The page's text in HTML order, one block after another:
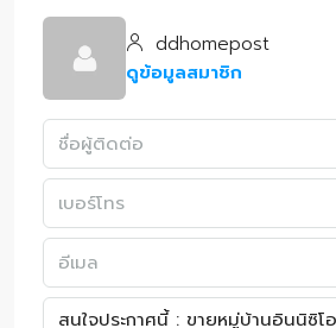
ddhomepost
ดูข้อมูลสมาชิก